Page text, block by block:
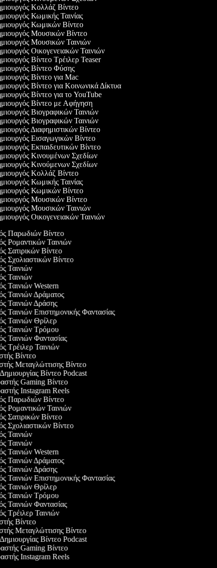
Κολλάζ Βίντεο
Κωμικής Ταινίας
Κωμικών Βίντεο
Μουσικών Βίντεο
Μουσικών Ταινιών
Οικογενειακών Ταινιών
Βίντεο Τρέιλερ Teaser
Βίντεο Φύσης
Βίντεο για Mac
Βίντεο για Κοινωνικά Δίκτυα
Βίντεο για το YouTube
Βίντεο με Αφήγηση
Βιογραφικών Ταινιών
Βιογραφικών Ταινιών
Διαφημιστικών Βίντεο
Εισαγωγικών Βίντεο
Εκπαιδευτικών Βίντεο
Κινουμένων Σχεδίων
Κινούμενων Σχεδίων
Κολλάζ Βίντεο
Κωμικής Ταινίας
Κωμικών Βίντεο
Μουσικών Βίντεο
Μουσικών Ταινιών
Οικογενειακών Ταινιών
Παρωδιών Βίντεο
Ρομαντικών Ταινιών
Σατιρικών Βίντεο
Σχολιαστικών Βίντεο
Ταινιών
Ταινιών
Ταινιών Western
Ταινιών Δράματος
Ταινιών Δράσης
Ταινιών Επιστημονικής Φαντασίας
Ταινιών Θρίλερ
Ταινιών Τρόμου
Ταινιών Φαντασίας
Τρέιλερ Ταινιών
Βίντεο
Μεταγλώττισης Βίντεο
Δημιουργίας Βίντεο Podcast
Gaming Βίντεο
Instagram Reels
Παρωδιών Βίντεο
Ρομαντικών Ταινιών
Σατιρικών Βίντεο
Σχολιαστικών Βίντεο
Ταινιών
Ταινιών
Ταινιών Western
Ταινιών Δράματος
Ταινιών Δράσης
Ταινιών Επιστημονικής Φαντασίας
Ταινιών Θρίλερ
Ταινιών Τρόμου
Ταινιών Φαντασίας
Τρέιλερ Ταινιών
Βίντεο
Μεταγλώττισης Βίντεο
Δημιουργίας Βίντεο Podcast
Gaming Βίντεο
Instagram Reels